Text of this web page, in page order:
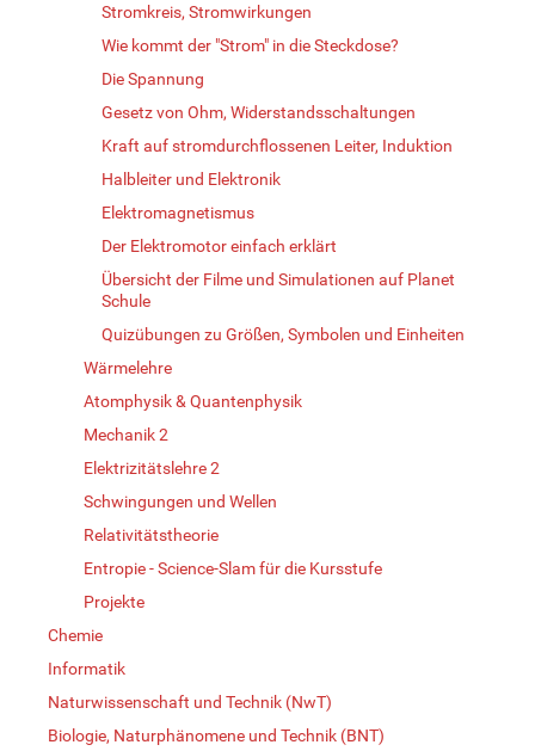
Stromkreis, Stromwirkungen
Wie kommt der "Strom" in die Steckdose?
Die Spannung
Gesetz von Ohm, Widerstandsschaltungen
Kraft auf stromdurchflossenen Leiter, Induktion
Halbleiter und Elektronik
Elektromagnetismus
Der Elektromotor einfach erklärt
Übersicht der Filme und Simulationen auf Planet
Schule
Quizübungen zu Größen, Symbolen und Einheiten
Wärmelehre
Atomphysik & Quantenphysik
Mechanik 2
Elektrizitätslehre 2
Schwingungen und Wellen
Relativitätstheorie
Entropie - Science-Slam für die Kursstufe
Projekte
Chemie
Informatik
Naturwissenschaft und Technik (NwT)
Biologie, Naturphänomene und Technik (BNT)